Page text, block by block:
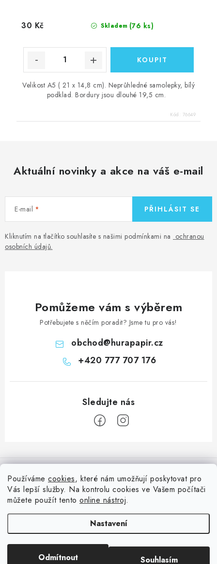
Používáme cookies, které nám umožňují poskytovat pro
Vás lepší služby. Na kontrolu cookies ve Vašem počítači
můžete použít tento online nástroj.
Nastavení
Odmítnout Souhlasím
Skladem (76 ks)
30 Kč
Velikost A5 ( 21 x 14,8 cm). Neprůhledné samolepky, bílý
podklad. Bordury jsou dlouhé 19,5 cm.
Kód: 76649
Aktuální novinky a akce na váš e-mail
E-mail
Kliknutím na tlačítko souhlasíte s našimi podmínkami na ochranou
osobních údajů.
PŘIHLÁSIT SE
Pomůžeme vám s výběrem
Potřebujete s něčím poradit? Jsme tu pro vás!
obchod@hurapapir.cz
+420 777 707 176
á
Doprava
Oblíbené ♥️
Nepřehlédněte
Blog s nápady a návody
Slovník pojmů, české návody
. Všechna práva vyhrazena.Upravit nastavení